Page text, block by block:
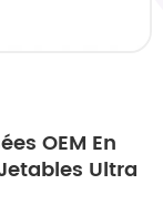
OEM En
Ultra